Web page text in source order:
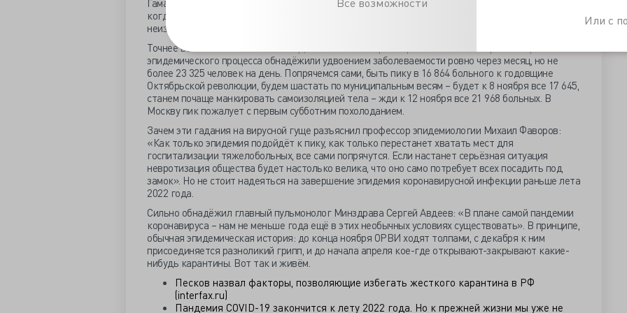
Или с
Гамалеи Александр Бутенко уверен: «Снижение произойдёт обязательно, конечно. Но только
когда это случится и в каких это будет выражаться числах заболеваемости — это, пожалуй,
неизвестно. Много даже математических моделей, рассчитывающих прогнозы».
Точнее всех в России считает Сбер, аналитики которого при самом неблагоприятном развитии
эпидемического процесса обнадёжили удвоением заболеваемости ровно через месяц, но не
более 23 325 человек на день. Попрячемся сами, быть пику в 16 864 больного к годовщине
Октябрьской революции, будем шастать по муниципальным весям – будет к 8 ноября все 17 645,
станем почаще манкировать самоизоляцией тела – жди к 12 ноября все 21 968 больных. В
Москву пик пожалует с первым субботним похолоданием.
Зачем эти гадания на вирусной гуще разъяснил профессор эпидемиологии Михаил Фаворов:
«Как только эпидемия подойдёт к пику, как только перестанет хватать мест для
госпитализации тяжелобольных, все сами попрячутся. Если настанет серьёзная ситуация
невротизация общества будет настолько велика, что оно само потребует всех посадить под
замок». Но не стоит надеяться на завершение эпидемия коронавирусной инфекции раньше лета
2022 года.
Сильно обнадёжил главный пульмонолог Минздрава Сергей Авдеев: «В плане самой пандемии
коронавируса – нам не меньше года ещё в этих необычных условиях существовать». В принципе,
обычная эпидемическая история: до конца ноября ОРВИ ходят толпами, с декабря к ним
присоединяется разноликий грипп, и до начала апреля кое-где открывают-закрывают какие-
нибудь карантины. Вот так и живём.
Песков назвал факторы, позволяющие избегать жесткого карантина в РФ
(interfax.ru)
Пандемия COVID-19 закончится к лету 2022 года. Но к прежней жизни мы уже не